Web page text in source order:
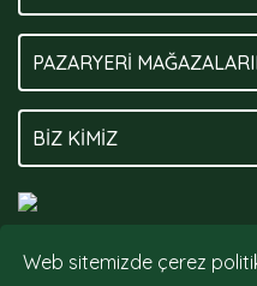
Web sitemizde çerez
PAZARYERİ
BİZ KİMİZ
© Tüm hakları saklıdır.